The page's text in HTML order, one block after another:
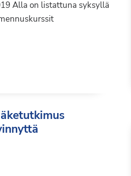
Alla on listattuna syksyllä